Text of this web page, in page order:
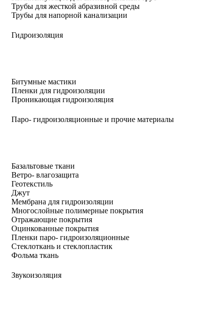
Трубы для жесткой абразивной среды
Трубы для напорной канализации
Гидроизоляция
Битумные мастики
Пленки для гидроизоляции
Проникающая гидроизоляция
Паро- гидроизоляционные и прочие материалы
Базальтовые ткани
Ветро- влагозащита
Геотекстиль
Джут
Мембрана для гидроизоляции
Многослойные полимерные покрытия
Отражающие покрытия
Оцинкованные покрытия
Пленки паро- гидроизоляционные
Стеклоткань и стеклопластик
Фольма ткань
Звукоизоляция